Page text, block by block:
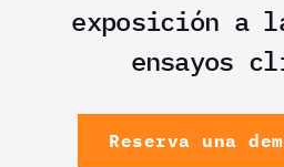
exposición a
ensayos
Reserva una